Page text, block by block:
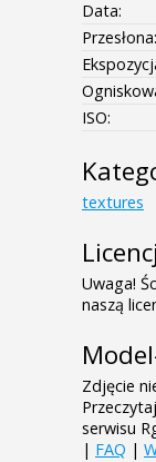
Data:
Przesłona:
ISO:
textures
Uwaga!
naszą
Zdjęcie
serwisu
| FAQ |